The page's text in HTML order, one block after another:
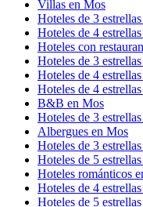
Villas en Mos
Hoteles de 3
Hoteles de 4
Hoteles con
Hoteles de 3
Hoteles de 4
Hoteles de 4
B&B en Mos
Hoteles de 3
Albergues en Mos
Hoteles de 3
Hoteles de 5
Hoteles románticos
Hoteles de 4
Hoteles de 5